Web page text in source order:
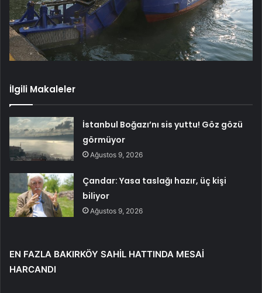
İlgili Makaleler
İstanbul Boğazı’nı sis yuttu! Göz gözü
görmüyor
Ağustos 9, 2026
Çandar: Yasa taslağı hazır, üç kişi
biliyor
Ağustos 9, 2026
EN FAZLA BAKIRKÖY SAHİL HATTINDA MESAİ
HARCANDI